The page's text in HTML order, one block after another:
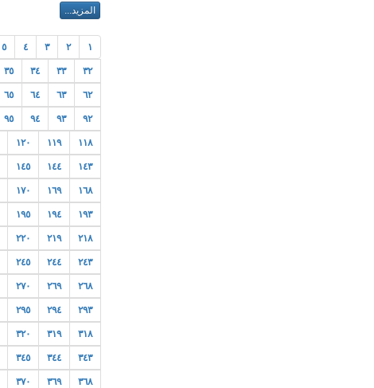
١ ٢ ٣ ٤ ٥
٣٢ ٣٣ ٣٤ ٣٥
٦٢ ٦٣ ٦٤ ٦٥
٩٢ ٩٣ ٩٤ ٩٥
١١٨ ١١٩ ١٢٠
١٤٣ ١٤٤ ١٤٥
١٦٨ ١٦٩ ١٧٠
١٩٣ ١٩٤ ١٩٥
٢١٨ ٢١٩ ٢٢٠
٢٤٣ ٢٤٤ ٢٤٥
٢٦٨ ٢٦٩ ٢٧٠
٢٩٣ ٢٩٤ ٢٩٥
٣١٨ ٣١٩ ٣٢٠
٣٤٣ ٣٤٤ ٣٤٥
٣٦٨ ٣٦٩ ٣٧٠